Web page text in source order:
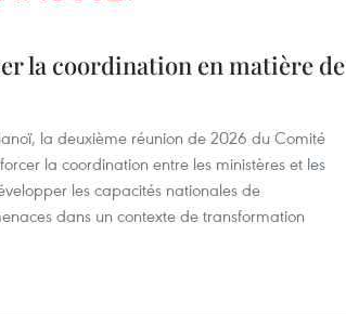
la coordination en matière de
la deuxième réunion de 2026 du Comité
la coordination entre les ministères et les
les capacités nationales de
dans un contexte de transformation